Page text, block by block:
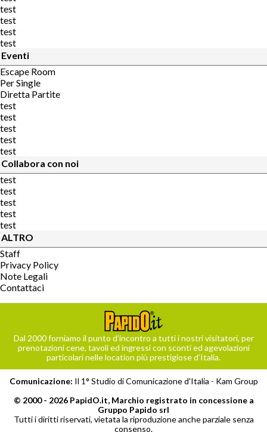
test
test
test
test
Eventi
Escape Room
Per Single
Diretta Partite
test
test
test
test
test
Collabora con noi
test
test
test
test
test
ALTRO
Staff
Privacy Policy
Note Legali
Contattaci
Dal 2000 forniamo il punto d’incontro a tutti i nostri visitatori, per
prenotazioni cene, tavoli ed ingressi con sconti ed agevolazioni
particolari nelle location più prestigiose d’Italia.
Comunicazione: Il 1° Studio di Comunicazione d'Italia - Kam Group
© 2000 - 2026 PapidO.it, Marchio registrato in concessione a
Gruppo Papido srl
Tutti i diritti riservati, vietata la riproduzione anche parziale senza
consenso.